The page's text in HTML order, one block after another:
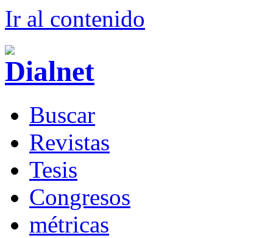
Ir al contenido
Buscar
Revistas
Tesis
Congresos
métricas